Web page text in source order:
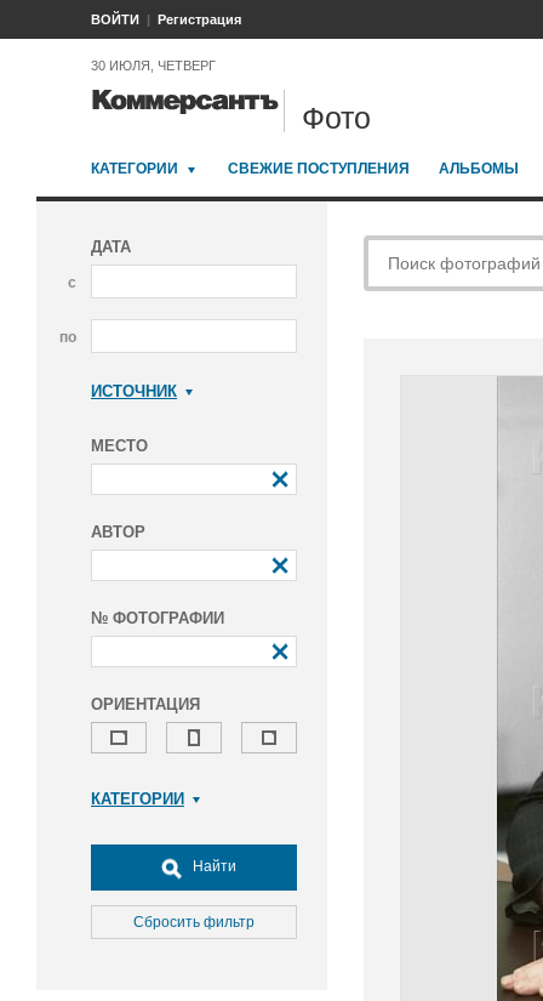
ВОЙТИ Регистрация
30 ИЮЛЯ, ЧЕТВЕРГ
Фото
КАТЕГОРИИ СВЕЖИЕ ПОСТУПЛЕНИЯ АЛЬБОМЫ
ДАТА
с
по
ИСТОЧНИК
МЕСТО
АВТОР
№ ФОТОГРАФИИ
ОРИЕНТАЦИЯ
КАТЕГОРИИ
Досуг, туризм и отдых
Культура
Медицина
Найти
Сбросить фильтр